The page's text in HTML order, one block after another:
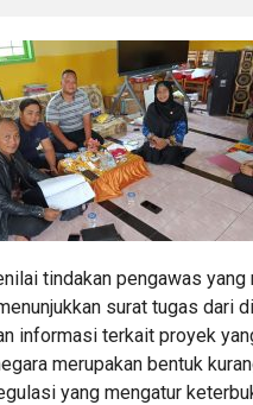
tindakan pengawas yang
surat tugas dari
informasi terkait proyek
merupakan bentuk
yang mengatur